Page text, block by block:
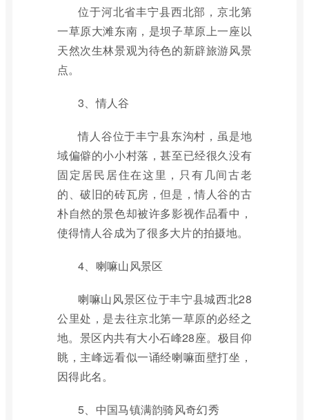
位于河北省丰宁县西北部，京北第
一草原大滩东南，是坝子草原上一座以
天然次生林景观为待色的新辟旅游风景
点。
3、情人谷
情人谷位于丰宁县东沟村，虽是地
域偏僻的小小村落，甚至已经很久没有
固定居民居住在这里，只有几间古老
的、破旧的砖瓦房，但是，情人谷的古
朴自然的景色却被许多影视作品看中，
使得情人谷成为了很多大片的拍摄地。
4、喇嘛山风景区
喇嘛山风景区位于丰宁县城西北28
公里处，是去往京北第一草原的必经之
地。景区内共有大小石峰28座。极目仰
眺，主峰远看似一诵经喇嘛面壁打坐，
因得此名。
5、中国马镇满韵骑风奇幻秀